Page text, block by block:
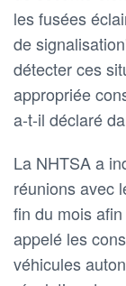
les fusées
de
détecter ces
appropriée
a-t-il déclaré
La NHTSA a
réunions avec
fin du mois
appelé les
véhicules